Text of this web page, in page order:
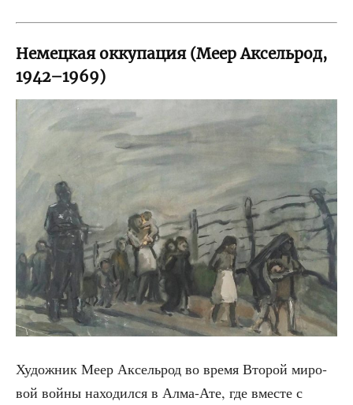
Немецкая оккупация (Меер Аксельрод,
1942–1969)
Худож­ник Меер Аксель­род во вре­мя Вто­рой миро­
вой вой­ны нахо­дил­ся в Алма-Ате, где вме­сте с